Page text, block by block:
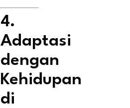
4.
Adaptasi
dengan
Kehidupan
di